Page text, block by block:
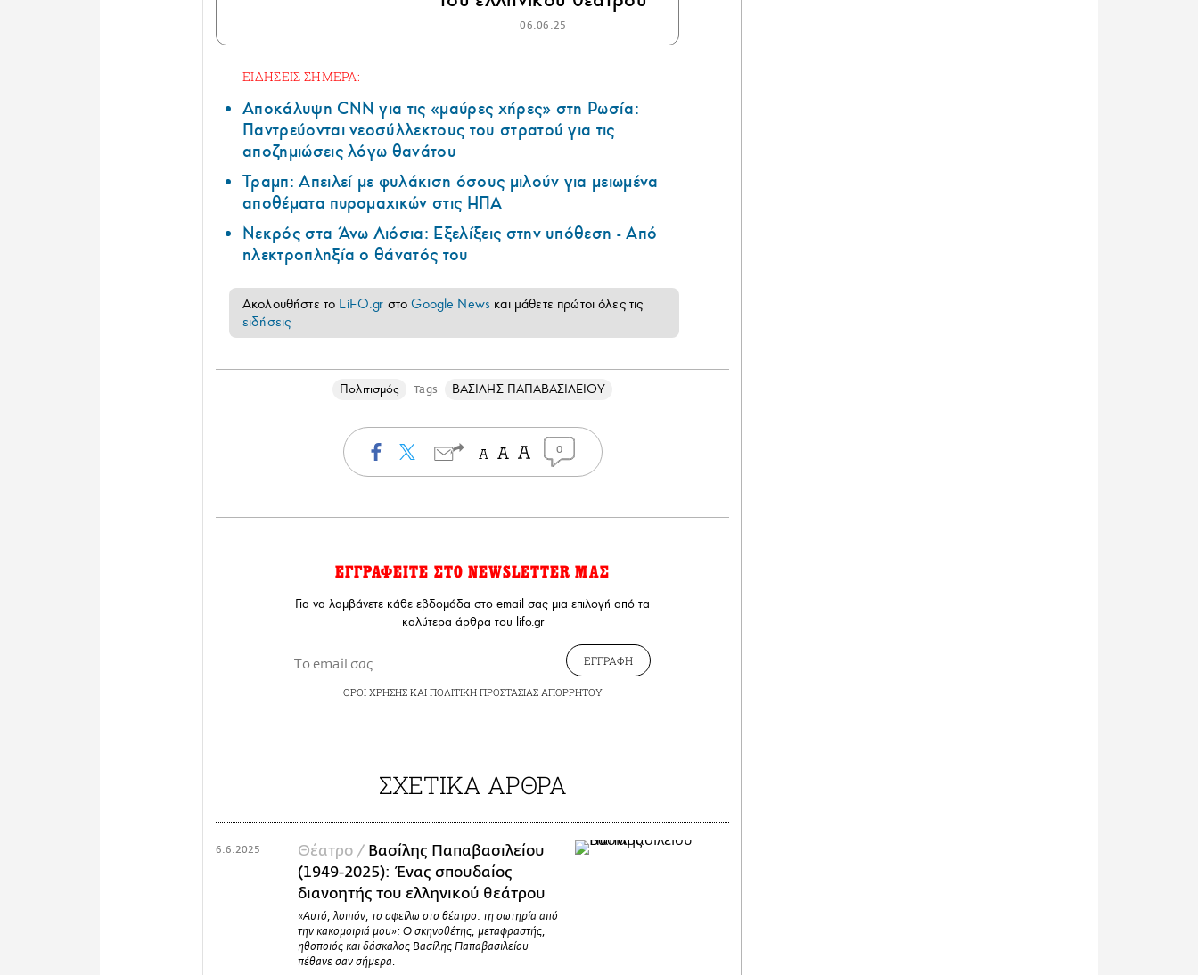
06.06.25
ΕΙΔΗΣΕΙΣ ΣΗΜΕΡΑ:
Αποκάλυψη CNN για τις «μαύρες χήρες» στη Ρωσία:
Παντρεύονται νεοσύλλεκτους του στρατού για τις
αποζημιώσεις λόγω θανάτου
Τραμπ: Απειλεί με φυλάκιση όσους μιλούν για μειωμένα
αποθέματα πυρομαχικών στις ΗΠΑ
Νεκρός στα Άνω Λιόσια: Εξελίξεις στην υπόθεση - Από
ηλεκτροπληξία ο θάνατός του
Ακολουθήστε το LiFO.gr στοGoogle News και μάθετε πρώτοι όλες τις
ειδήσεις
Πολιτισμός Tags ΒΑΣΙΛΗΣ ΠΑΠΑΒΑΣΙΛΕΙΟΥ
0
ΕΓΓΡΑΦΕΙΤΕ ΣΤΟ NEWSLETTER ΜΑΣ
Για να λαμβάνετε κάθε εβδομάδα στο email σας μια επιλογή από τα
καλύτερα άρθρα του lifo.gr
ΕΓΓΡΑΦΗ
ΟΡΟΙ ΧΡΗΣΗΣΚΑΙ ΠΟΛΙΤΙΚΗ ΠΡΟΣΤΑΣΙΑΣ ΑΠΟΡΡΗΤΟΥ
ΣΧΕΤΙΚΑ ΑΡΘΡΑ
Θέατρο / Βασίλης Παπαβασιλείου
(1949-2025): Ένας σπουδαίος
διανοητής του ελληνικού θεάτρου
«Αυτό, λοιπόν, το οφείλω στο θέατρο: τη σωτηρία από
την κακομοιριά μου»: Ο σκηνοθέτης, μεταφραστής,
ηθοποιός και δάσκαλος Βασίλης Παπαβασιλείου
πέθανε σαν σήμερα.
6.6.2025